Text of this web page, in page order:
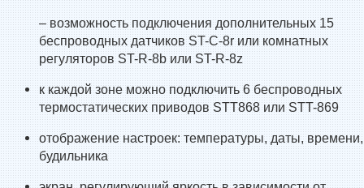
– возможность подключения дополнительных 15
беспроводных датчиков ST-C-8r или комнатных
регуляторов ST-R-8b или ST-R-8z
к каждой зоне можно подключить 6 беспроводных
термостатических приводов STT868 или STT-869
отображение настроек: температуры, даты, времени,
будильника